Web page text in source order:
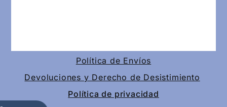
Política de Envíos
Devoluciones y Derecho de Desistimiento
Política de privacidad